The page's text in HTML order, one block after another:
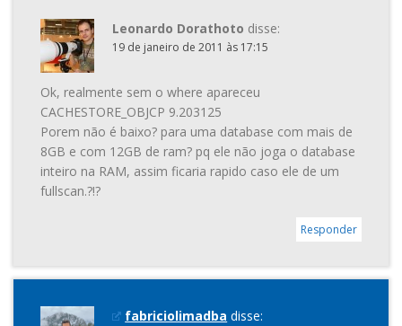
Leonardo Dorathoto disse:
19 de janeiro de 2011 às 17:15
Ok, realmente sem o where apareceu
CACHESTORE_OBJCP 9.203125
Porem não é baixo? para uma database com mais de
8GB e com 12GB de ram? pq ele não joga o database
inteiro na RAM, assim ficaria rapido caso ele de um
fullscan.?!?
Responder
fabriciolimadba disse: